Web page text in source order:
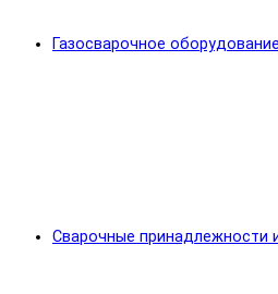
Газосварочное оборудование
Сварочные принадлежности